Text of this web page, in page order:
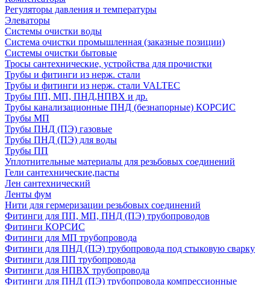
Регуляторы давления и температуры
Элеваторы
Системы очистки воды
Система очистки промышленная (заказные позиции)
Системы очистки бытовые
Тросы сантехнические, устройства для прочистки
Трубы и фитинги из нерж. стали
Трубы и фитинги из нерж. стали VALTEC
Трубы ПП, МП, ПНД,НПВХ и др.
Трубы канализационные ПНД (безнапорные) КОРСИС
Трубы МП
Трубы ПНД (ПЭ) газовые
Трубы ПНД (ПЭ) для воды
Трубы ПП
Уплотнительные материалы для резьбовых соединений
Гели сантехнические,пасты
Лен сантехнический
Ленты фум
Нити для гермеризации резьбовых соединений
Фитинги для ПП, МП, ПНД (ПЭ) трубопроводов
Фитинги КОРСИС
Фитинги для МП трубопровода
Фитинги для ПНД (ПЭ) трубопровода под стыковую сварку
Фитинги для ПП трубопровода
Фитинги для НПВХ трубопровода
Фитинги для ПНД (ПЭ) трубопровода компрессионные